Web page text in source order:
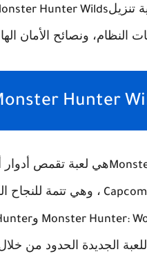
تنزيلHunter Wilds
النظام، ونصائح الأمان
Hunter
هي لعبة تقمص
Capcom ، وهي تتمة للنجاح
Monster Hunter: و
الجديدة الحدود من